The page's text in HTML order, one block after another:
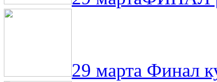
29 марта Финал